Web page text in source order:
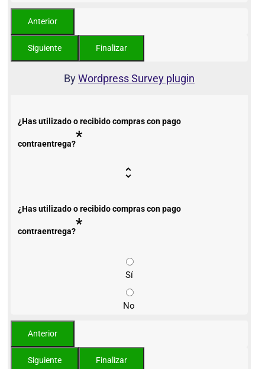
ByWordpress Survey plugin
¿Has utilizado o recibido compras con pago
contraentrega?*
¿Has utilizado o recibido compras con pago
contraentrega?*
Sí
No